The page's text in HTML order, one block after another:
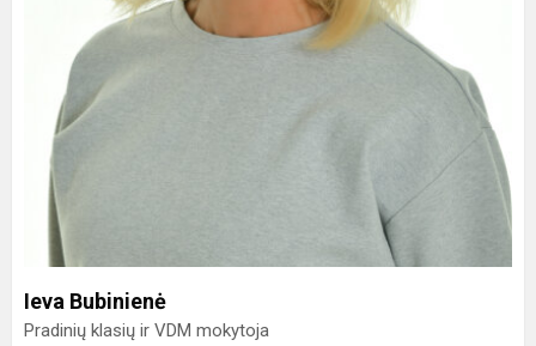
Ieva Bubinienė
Pradinių klasių ir VDM mokytoja